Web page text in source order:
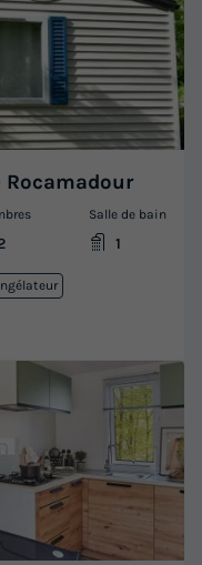
Rocamadour
Salle de bain
1